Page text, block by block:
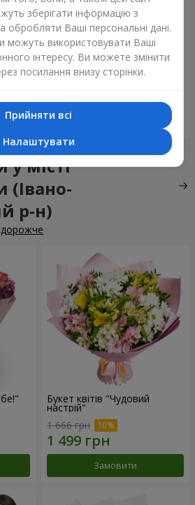
Монобукет з 9 білих троянд
у місті
р-н)
дорожче
Букет квітів "Чудовий
настрій"
1 666 грн
Замовити
зберігати інформацію з
Ваші персональні дані.
можуть використовувати Ваші
інтересу. Ви можете змінити
посилання внизу сторінки.
Прийняти всі
Налаштувати